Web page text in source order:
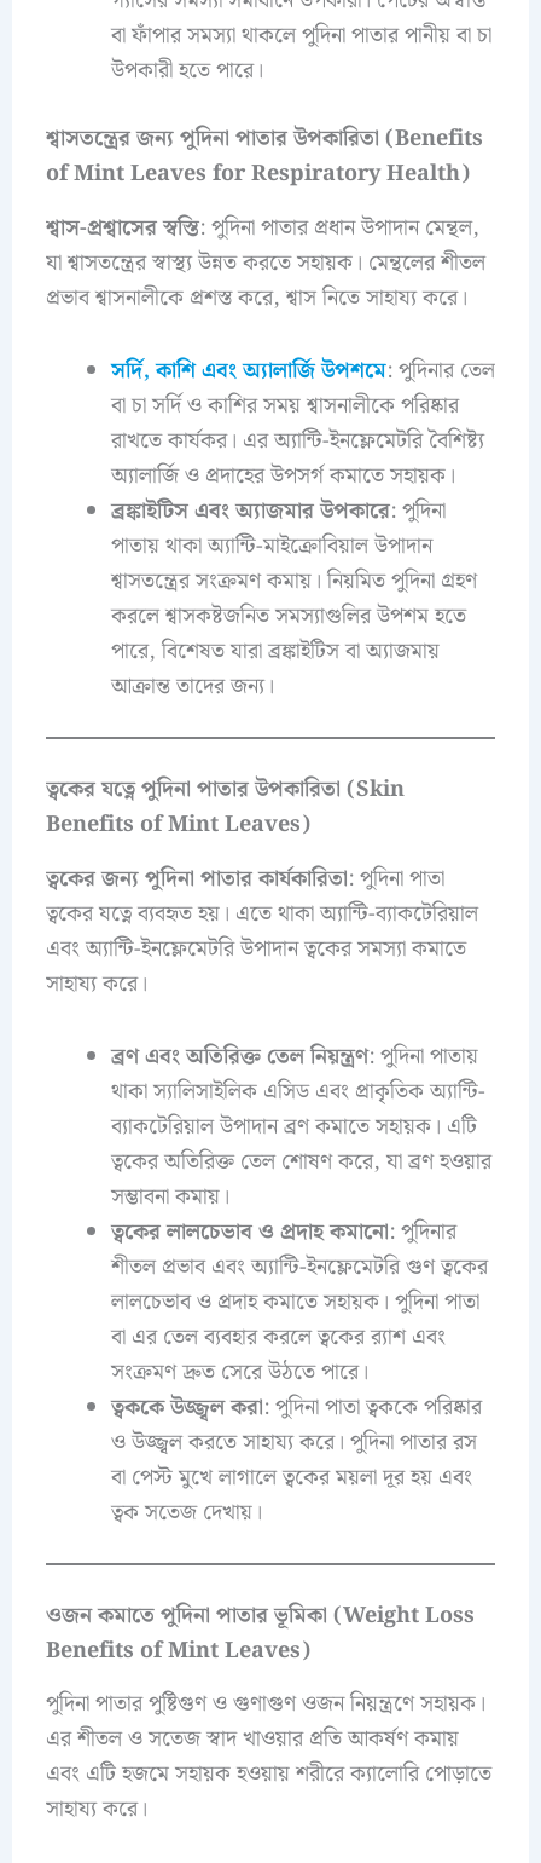
বা ফাঁপার সমস্যা থাকলে পুদিনা পাতার পানীয় বা চা
উপকারী হতে পারে।
শ্বাসতন্ত্রের জন্য পুদিনা পাতার উপকারিতা (Benefits
of Mint Leaves for Respiratory Health)
শ্বাস-প্রশ্বাসের স্বস্তি: পুদিনা পাতার প্রধান উপাদান মেন্থল,
যা শ্বাসতন্ত্রের স্বাস্থ্য উন্নত করতে সহায়ক। মেন্থলের শীতল
প্রভাব শ্বাসনালীকে প্রশস্ত করে, শ্বাস নিতে সাহায্য করে।
সর্দি, কাশি এবং অ্যালার্জি উপশমে: পুদিনার তেল
বা চা সর্দি ও কাশির সময় শ্বাসনালীকে পরিষ্কার
রাখতে কার্যকর। এর অ্যান্টি-ইনফ্লেমেটরি বৈশিষ্ট্য
অ্যালার্জি ও প্রদাহের উপসর্গ কমাতে সহায়ক।
ব্রঙ্কাইটিস এবং অ্যাজমার উপকারে: পুদিনা
পাতায় থাকা অ্যান্টি-মাইক্রোবিয়াল উপাদান
শ্বাসতন্ত্রের সংক্রমণ কমায়। নিয়মিত পুদিনা গ্রহণ
করলে শ্বাসকষ্টজনিত সমস্যাগুলির উপশম হতে
পারে, বিশেষত যারা ব্রঙ্কাইটিস বা অ্যাজমায়
আক্রান্ত তাদের জন্য।
ত্বকের যত্নে পুদিনা পাতার উপকারিতা (Skin
Benefits of Mint Leaves)
ত্বকের জন্য পুদিনা পাতার কার্যকারিতা: পুদিনা পাতা
ত্বকের যত্নে ব্যবহৃত হয়। এতে থাকা অ্যান্টি-ব্যাকটেরিয়াল
এবং অ্যান্টি-ইনফ্লেমেটরি উপাদান ত্বকের সমস্যা কমাতে
সাহায্য করে।
ব্রণ এবং অতিরিক্ত তেল নিয়ন্ত্রণ: পুদিনা পাতায়
থাকা স্যালিসাইলিক এসিড এবং প্রাকৃতিক অ্যান্টি-
ব্যাকটেরিয়াল উপাদান ব্রণ কমাতে সহায়ক। এটি
ত্বকের অতিরিক্ত তেল শোষণ করে, যা ব্রণ হওয়ার
সম্ভাবনা কমায়।
ত্বকের লালচেভাব ও প্রদাহ কমানো: পুদিনার
শীতল প্রভাব এবং অ্যান্টি-ইনফ্লেমেটরি গুণ ত্বকের
লালচেভাব ও প্রদাহ কমাতে সহায়ক। পুদিনা পাতা
বা এর তেল ব্যবহার করলে ত্বকের র‍্যাশ এবং
সংক্রমণ দ্রুত সেরে উঠতে পারে।
ত্বককে উজ্জ্বল করা: পুদিনা পাতা ত্বককে পরিষ্কার
ও উজ্জ্বল করতে সাহায্য করে। পুদিনা পাতার রস
বা পেস্ট মুখে লাগালে ত্বকের ময়লা দূর হয় এবং
ত্বক সতেজ দেখায়।
ওজন কমাতে পুদিনা পাতার ভূমিকা (Weight Loss
Benefits of Mint Leaves)
পুদিনা পাতার পুষ্টিগুণ ও গুণাগুণ ওজন নিয়ন্ত্রণে সহায়ক।
এর শীতল ও সতেজ স্বাদ খাওয়ার প্রতি আকর্ষণ কমায়
এবং এটি হজমে সহায়ক হওয়ায় শরীরে ক্যালোরি পোড়াতে
সাহায্য করে।